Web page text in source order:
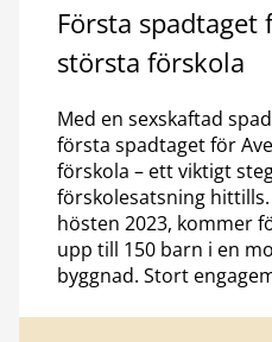
Första spadtaget
största förskola
Med en sexskaftad
första spadtaget för
förskola – ett viktigt
förskolesatsning
hösten 2023, kommer
upp till 150 barn i en
byggnad. Stort